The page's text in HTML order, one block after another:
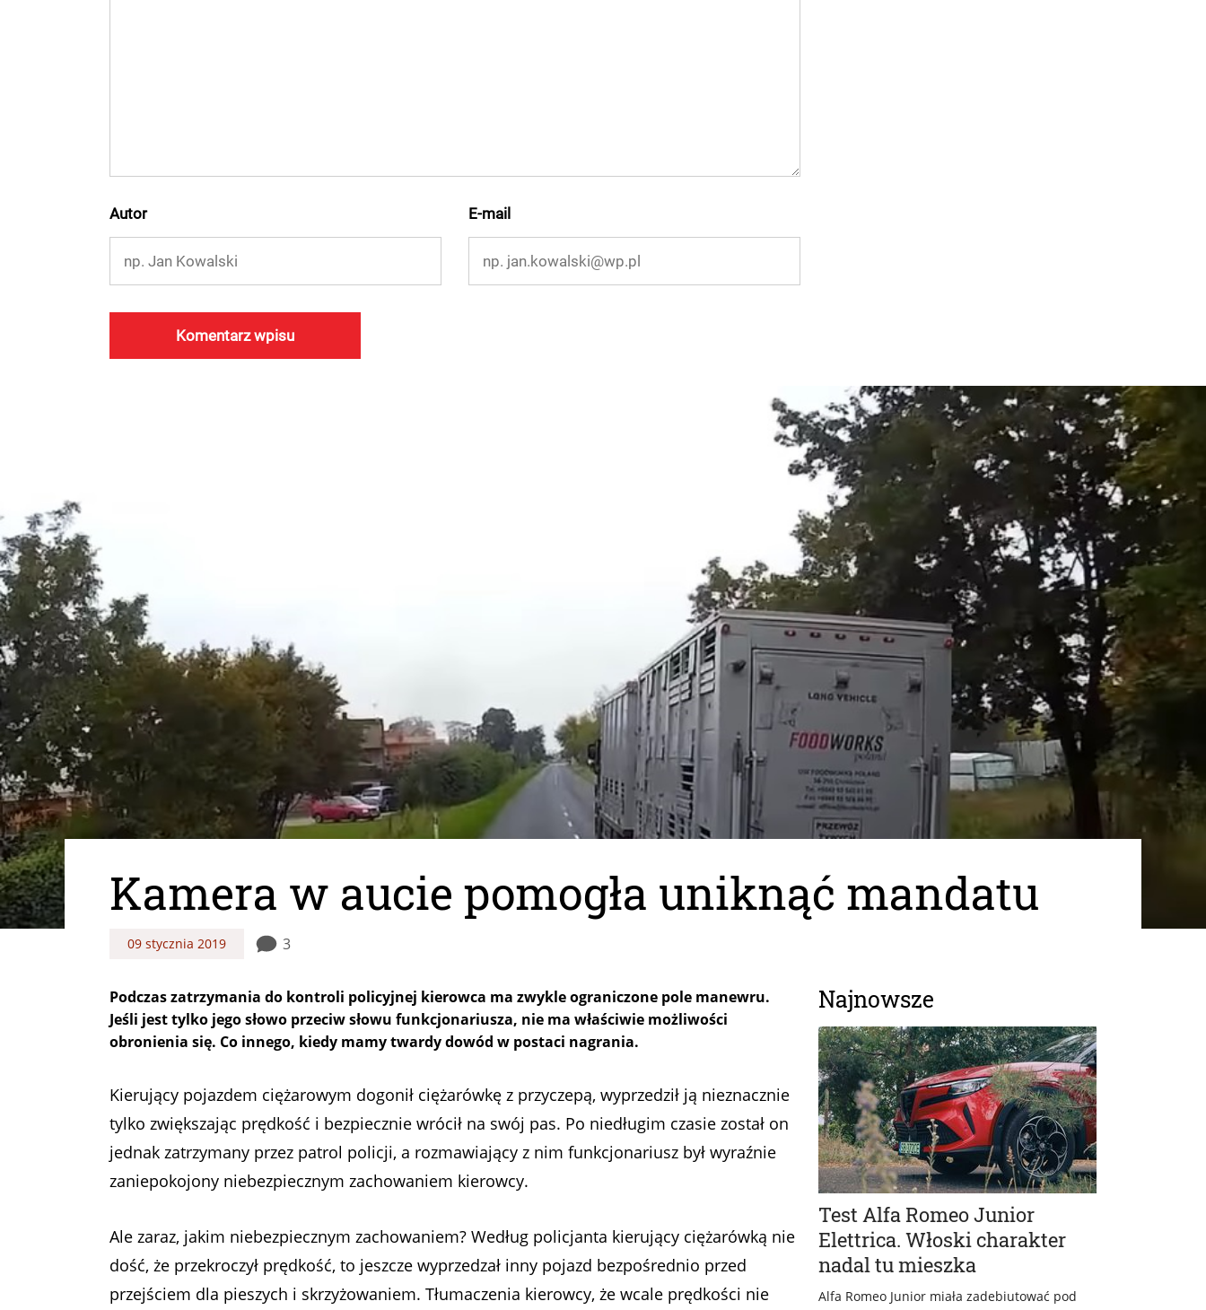
Autor E-mail
Kamera w aucie pomogła uniknąć mandatu
09 stycznia 2019 3
Podczas zatrzymania do kontroli policyjnej kierowca ma zwykle ograniczone pole manewru.
Jeśli jest tylko jego słowo przeciw słowu funkcjonariusza, nie ma właściwie możliwości
obronienia się. Co innego, kiedy mamy twardy dowód w postaci nagrania.
Kierujący pojazdem ciężarowym dogonił ciężarówkę z przyczepą, wyprzedził ją nieznacznie
tylko zwiększając prędkość i bezpiecznie wrócił na swój pas. Po niedługim czasie został on
jednak zatrzymany przez patrol policji, a rozmawiający z nim funkcjonariusz był wyraźnie
zaniepokojony niebezpiecznym zachowaniem kierowcy.
Ale zaraz, jakim niebezpiecznym zachowaniem? Według policjanta kierujący ciężarówką nie
dość, że przekroczył prędkość, to jeszcze wyprzedzał inny pojazd bezpośrednio przed
przejściem dla pieszych i skrzyżowaniem. Tłumaczenia kierowcy, że wcale prędkości nie
Najnowsze
Test Alfa Romeo Junior
Elettrica. Włoski charakter
nadal tu mieszka
Alfa Romeo Junior miała zadebiutować pod